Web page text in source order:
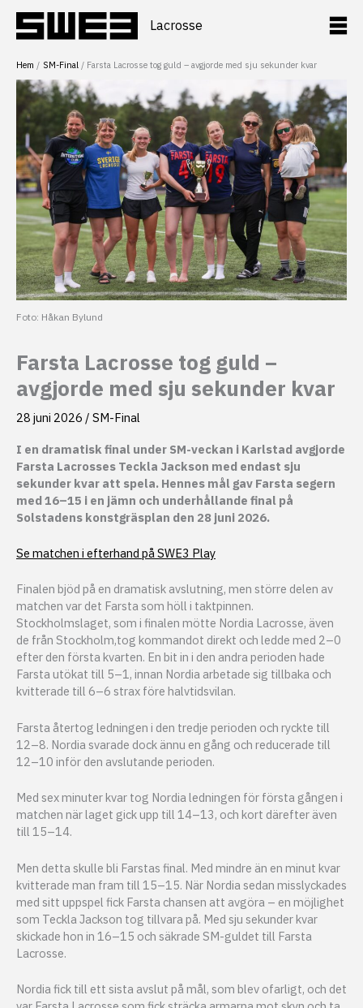
innehåll
Lacrosse
Hem SM-Final Farsta Lacrosse tog guld – avgjorde med sju sekunder kvar
Foto: Håkan Bylund
Farsta Lacrosse tog guld –
avgjorde med sju sekunder kvar
28 juni 2026 / SM-Final
I en dramatisk final under SM-veckan i Karlstad avgjorde
Farsta Lacrosses Teckla Jackson med endast sju
sekunder kvar att spela. Hennes mål gav Farsta segern
med 16–15 i en jämn och underhållande final på
Solstadens konstgräsplan den 28 juni 2026.
Se matchen i efterhand på SWE3 Play
Finalen bjöd på en dramatisk avslutning, men större delen av
matchen var det Farsta som höll i taktpinnen.
Stockholmslaget, som i finalen mötte Nordia Lacrosse, även
de från Stockholm,tog kommandot direkt och ledde med 2–0
efter den första kvarten. En bit in i den andra perioden hade
Farsta utökat till 5–1, innan Nordia arbetade sig tillbaka och
kvitterade till 6–6 strax före halvtidsvilan.
Farsta återtog ledningen i den tredje perioden och ryckte till
12–8. Nordia svarade dock ännu en gång och reducerade till
12–10 inför den avslutande perioden.
Med sex minuter kvar tog Nordia ledningen för första gången i
matchen när laget gick upp till 14–13, och kort därefter även
till 15–14.
Men detta skulle bli Farstas final. Med mindre än en minut kvar
kvitterade man fram till 15–15. När Nordia sedan misslyckades
med sitt uppspel fick Farsta chansen att avgöra – en möjlighet
som Teckla Jackson tog tillvara på. Med sju sekunder kvar
skickade hon in 16–15 och säkrade SM-guldet till Farsta
Lacrosse.
Nordia fick till ett sista avslut på mål, som blev ofarligt, och det